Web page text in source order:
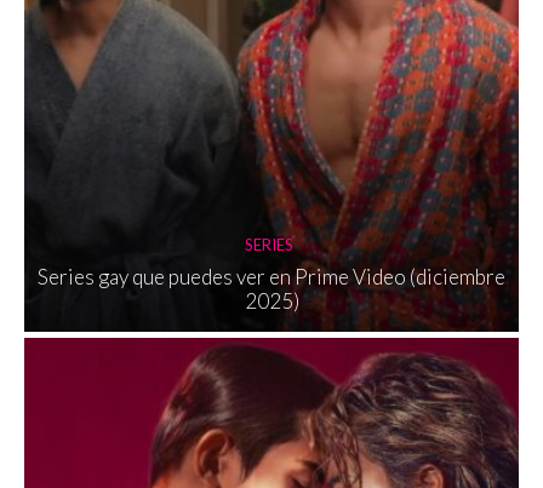
SERIES
Series gay que puedes ver en Prime Video (diciembre
2025)